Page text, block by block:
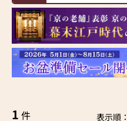
1 件 表示順：